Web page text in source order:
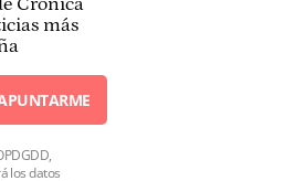
Crónica
más
los datos